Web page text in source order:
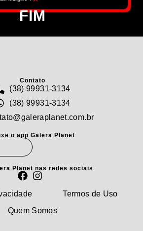
FIM
Contato
(38) 99931-3134
(38) 99931-3134
o app Galera Planet
Planet nas redes sociais
Termos de Uso
Quem Somos